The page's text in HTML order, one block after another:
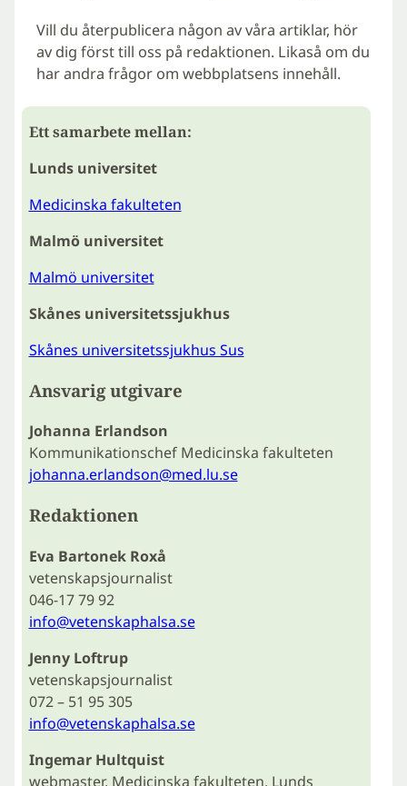
Vill du återpublicera någon av våra artiklar, hör
av dig först till oss på redaktionen. Likaså om du
har andra frågor om webbplatsens innehåll.
Ett samarbete mellan:
Lunds universitet
Medicinska fakulteten
Malmö universitet
Malmö universitet
Skånes universitetssjukhus
Skånes universitetssjukhus Sus
Ansvarig utgivare
Johanna Erlandson
Kommunikationschef Medicinska fakulteten
johanna.erlandson@med.lu.se
Redaktionen
Eva Bartonek Roxå
vetenskapsjournalist
046-17 79 92
info@vetenskaphalsa.se
Jenny Loftrup
vetenskapsjournalist
072 – 51 95 305
info@vetenskaphalsa.se
Ingemar Hultquist
webmaster, Medicinska fakulteten, Lunds